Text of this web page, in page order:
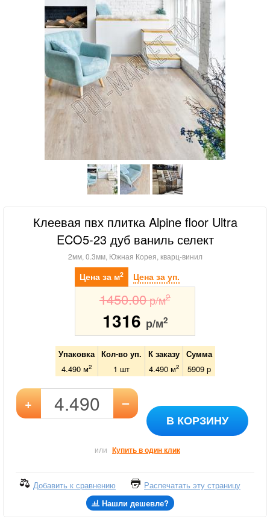
Клеевая пвх плитка Alpine floor Ultra
ECO5-23 дуб ваниль селект
2мм, 0.3мм, Южная Корея, кварц-винил
Цена за м2 Цена за уп.
1450.00р/м2
1316 р/м2
Упаковка Кол-во уп. К заказу
Сумма
4.490 м2 1 шт 4.490м2 5909р
+ –
В КОРЗИНУ
или Купить в один клик
Добавить к сравнению
Распечатать эту страницу
Нашли дешевле?